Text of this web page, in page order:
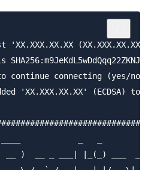
continue connecting (yes/
'XX.XXX.XX.XX'
_   _
)  __ _ ___| |_(_) ___